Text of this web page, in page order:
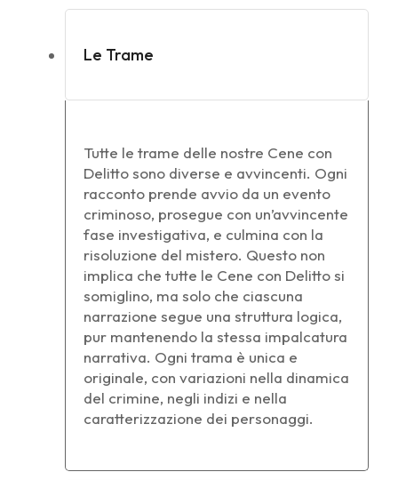
Le Trame
Tutte le trame delle nostre Cene con
Delitto sono diverse e avvincenti. Ogni
racconto prende avvio da un evento
criminoso, prosegue con un’avvincente
fase investigativa, e culmina con la
risoluzione del mistero. Questo non
implica che tutte le Cene con Delitto si
somiglino, ma solo che ciascuna
narrazione segue una struttura logica,
pur mantenendo la stessa impalcatura
narrativa. Ogni trama è unica e
originale, con variazioni nella dinamica
del crimine, negli indizi e nella
caratterizzazione dei personaggi.